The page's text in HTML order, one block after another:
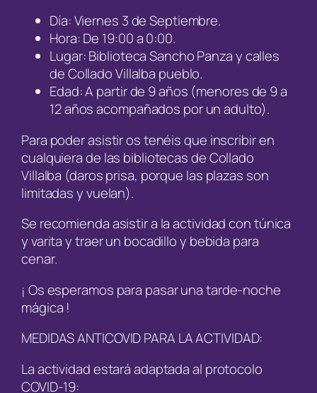
Día: Viernes 3 de Septiembre.
Hora: De 19:00 a 0:00.
Lugar: Biblioteca Sancho Panza y calles
de Collado Villalba pueblo.
Edad: A partir de 9 años (menores de 9 a
12 años acompañados por un adulto).
Para poder asistir os tenéis que inscribir en
cualquiera de las bibliotecas de Collado
Villalba (daros prisa, porque las plazas son
limitadas y vuelan).
Se recomienda asistir a la actividad con túnica
y varita y traer un bocadillo y bebida para
cenar.
¡ Os esperamos para pasar una tarde-noche
mágica !
MEDIDAS ANTICOVID PARA LA ACTIVIDAD:
La actividad estará adaptada al protocolo
COVID-19: